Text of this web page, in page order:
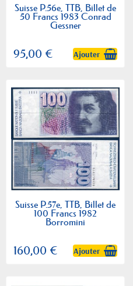
Suisse P.56e, TTB, Billet de
50 Francs 1983 Conrad
Gessner
95,00 € Ajouter
Suisse P.57e, TTB, Billet de
100 Francs 1982
Borromini
160,00 € Ajouter